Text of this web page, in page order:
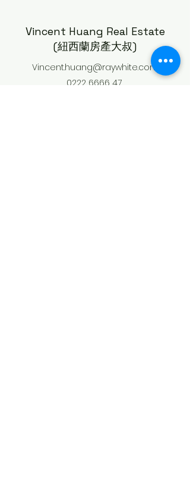
Watercare工程，房地產投
資人真的不能忽略！
Vincent Huang Real Estate
(紐西蘭房產大叔)
Vincent.huang@raywhite.com
0222 6666 47